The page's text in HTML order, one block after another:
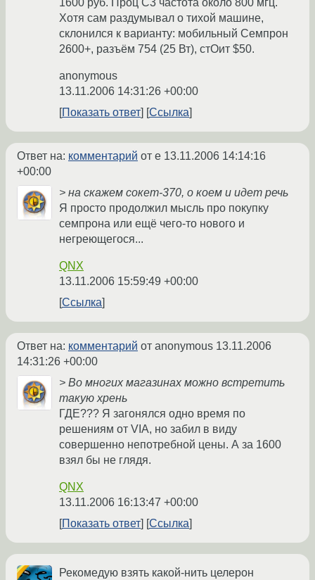
1600 руб. Проц С3 частота около 800 мгц.
Хотя сам раздумывал о тихой машине,
склонился к варианту: мобильный Семпрон
2600+, разъём 754 (25 Вт), стОит $50.
anonymous
13.11.2006 14:31:26 +00:00
Показать ответ
Ссылка
Ответ на: комментарий от e 13.11.2006 14:14:16
+00:00
> на скажем сокет-370, о коем и идет речь
Я просто продолжил мысль про покупку
семпрона или ещё чего-то нового и
негреющегося...
QNX
13.11.2006 15:59:49 +00:00
Ссылка
Ответ на: комментарий от anonymous 13.11.2006
14:31:26 +00:00
> Во многих магазинах можно встретить
такую хрень
ГДЕ??? Я загонялся одно время по
решениям от VIA, но забил в виду
совершенно непотребной цены. А за 1600
взял бы не глядя.
QNX
13.11.2006 16:13:47 +00:00
Показать ответ
Ссылка
Рекомедую взять какой-нить целерон